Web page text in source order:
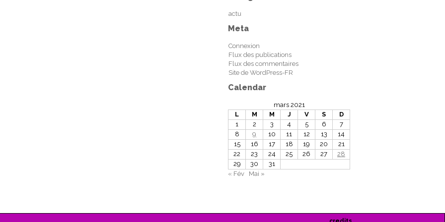
actu
Meta
Connexion
Flux des publications
Flux des commentaires
Site de WordPress-FR
Calendar
mars 2021
L
M M J V S
D
1
2 3 4 5 6
7
8
9 10 11 12 13
14
15
16 17 18 19 20
21
22
23 24 25 26 27
28
29
30
31
« Fév
Mai »